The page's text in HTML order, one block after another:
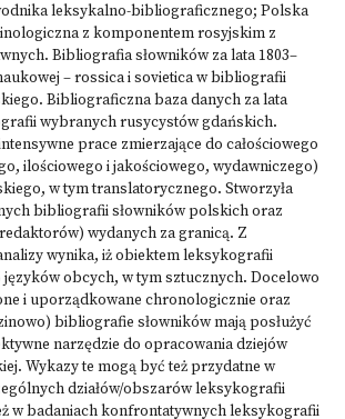
leksykalno-bibliograficznego; Polska
z komponentem rosyjskim z
Bibliografia słowników za lata 1803–
– rossica i sovietica w bibliografii
Bibliograficzna baza danych za lata
wybranych rusycystów gdańskich.
prace zmierzające do całościowego
ilościowego i jakościowego, wydawniczego)
w tym translatorycznego. Stworzyła
bibliografii słowników polskich oraz
wydanych za granicą. Z
wynika, iż obiektem leksykografii
języków obcych, w tym sztucznych. Docelowo
i uporządkowane chronologicznie oraz
bibliografie słowników mają posłużyć
narzędzie do opracowania dziejów
Wykazy te mogą być też przydatne w
działów/obszarów leksykografii
w badaniach konfrontatywnych leksykografii